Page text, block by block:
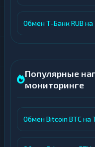
Обмен Т-Банк RUB на
Популярные
мониторинге
Обмен Bitcoin BTC на